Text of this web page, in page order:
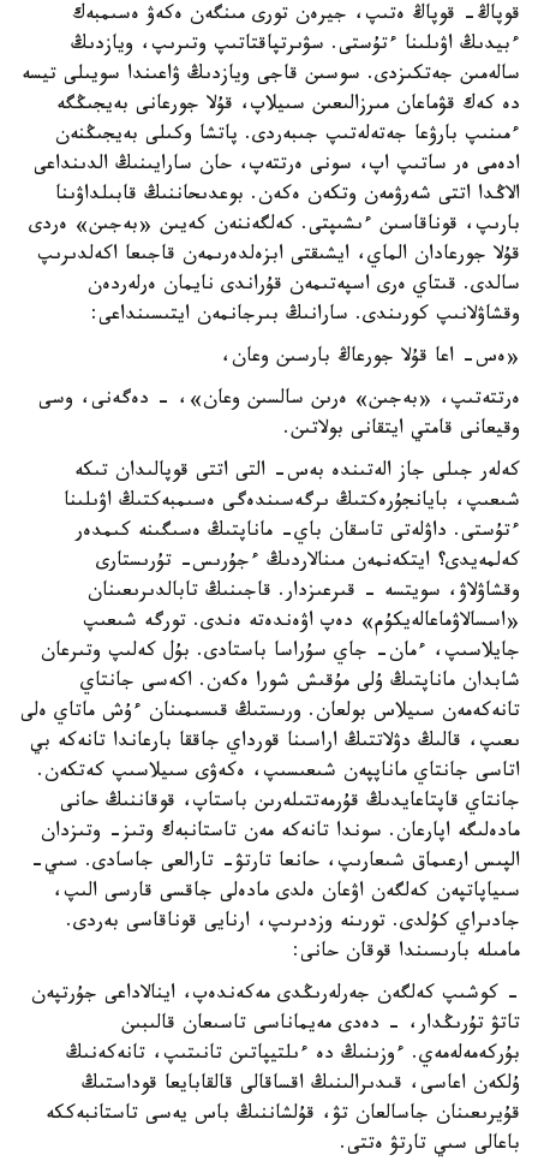
قوپاڭ- قوپاڭ ەتىپ، جيرەن تورى مىنگەن ەكەۋ ەسىمبەك
ءبيدىڭ اۋىلىنا ءتۇستى. سۋىرتپاقتاتىپ وتىرىپ، ويازدىڭ
سالەمىن جەتكىزدى. سوسىن قاجى ويازدىڭ ۋاعىندا سويىلى تيسە
دە كەك قۋماعان مىرزالىعىن سىيلاپ، قۇلا جورعانى بەيجىڭگە
ءمىنىپ بارۋعا جەتەلەتىپ جىبەردى. پاتشا وكىلى بەيجىڭنەن
ادەمى ەر ساتىپ اپ، سونى ەرتتەپ، حان سارايىنىڭ الدىنداعى
الاڭدا اتتى شەرۋمەن وتكەن ەكەن. بوعدىحاننىڭ قابىلداۋىنا
بارىپ، قوناقاسىن ءىشىپتى. كەلگەننەن كەيىن «بەجىن» ەردى
قۇلا جورعادان الماي، ايشىقتى ابزەلدەرىمەن قاجىعا اكەلدىرىپ
سالدى. قىتاي ەرى اسپەتىمەن قۇراندى نايمان ەرلەردەن
وقشاۋلانىپ كورىندى. سارانىڭ بىرجانمەن ايتىسىنداعى:
«ەس- اعا قۇلا جورعاڭ بارسىن وعان،
ەرتتەتىپ، «بەجىن» ەرىن سالسىن وعان»، - دەگەنى، وسى
وقيعانى قامتي ايتقانى بولاتىن.
كەلەر جىلى جاز الەتىندە بەس- التى اتتى قوپالىدان تىكە
شىعىپ، بايانجۇرەكتىڭ ىرگەسىندەگى ەسىمبەكتىڭ اۋىلىنا
ءتۇستى. داۋلەتى تاسقان باي- ماناپتىڭ ەسىگىنە كىمدەر
كەلمەيدى؟ ايتكەنمەن مىنالاردىڭ ءجۇرىس- تۇرىستارى
وقشاۋلاۋ، سويتسە - قىرعىزدار. قاجىنىڭ تابالدىرىعىنان
«اسسالاۋماعالەيكۇم» دەپ اۋەندەتە ەندى. تورگە شىعىپ
جايلاسىپ، ءمان- جاي سۇراسا باستادى. بۇل كەلىپ وتىرعان
شابدان ماناپتىڭ ۇلى مۇقىش شورا ەكەن. اكەسى جانتاي
تانەكەمەن سىيلاس بولعان. ورىستىڭ قىسىمىنان ءۇش ماتاي ەلى
ىعىپ، قالىڭ دۋلاتتىڭ اراسىنا قورداي جاققا بارعاندا تانەكە بي
اتاسى جانتاي ماناپپەن شىعىسىپ، ەكەۋى سىيلاسىپ كەتكەن.
جانتاي قاپتاعايدىڭ قۇرمەتتىلەرىن باستاپ، قوقاننىڭ حانى
مادەلىگە اپارعان. سوندا تانەكە مەن تاستانبەك وتىز- وتىزدان
الپىس ارعىماق شىعارىپ، حانعا تارتۋ- تارالعى جاسادى. سىي-
سىياپاتپەن كەلگەن اۋعان ەلدى مادەلى جاقسى قارسى الىپ،
جادىراي كۇلدى. تورىنە وزدىرىپ، ارنايى قوناقاسى بەردى.
مامىلە بارىسىندا قوقان حانى:
- كوشىپ كەلگەن جەرلەرىڭدى مەكەندەپ، اينالاداعى جۇرتپەن
تاتۋ تۇرىڭدار، - دەدى مەيماناسى تاسىعان قالىبىن
بۇركەمەلەمەي. ءوزىنىڭ دە ءىلتيپاتىن تانىتىپ، تانەكەنىڭ
ۇلكەن اعاسى، قىدىرالىنىڭ اقساقالى قالقابايعا قوداستىڭ
قۇيرىعىنان جاسالعان تۋ، قۇلشاننىڭ باس يەسى تاستانبەككە
باعالى سىي تارتۋ ەتتى.